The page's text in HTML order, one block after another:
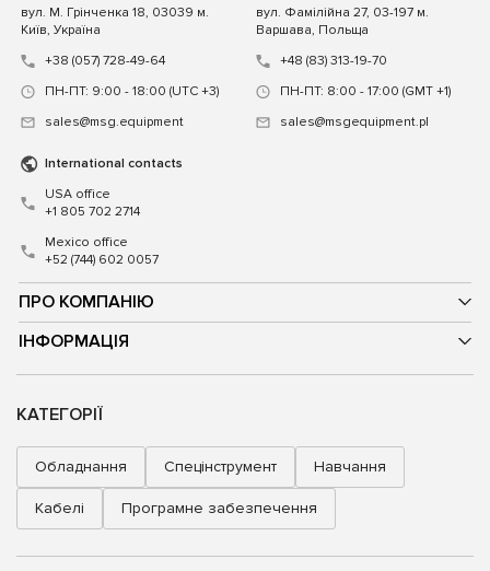
ПРО КОМПАНІЮ
ІНФОРМАЦІЯ
вул. М. Грінченка 18, 03039 м.
Київ, Україна
+38 (057) 728-49-64
ПН-ПТ: 9:00 - 18:00 (UTC +3)
sales@msg.equipment
вул. Фамілійна 27, 03-197 м.
Варшава, Польща
+48 (83) 313-19-70
ПН-ПТ: 8:00 - 17:00 (GMT +1)
sales@msgequipment.pl
International contacts
USA office
+1 805 702 2714
Mexico office
+52 (744) 602 0057
КАТЕГОРІЇ
Обладнання Спецінструмент Навчання
Кабелі Програмне забезпечення